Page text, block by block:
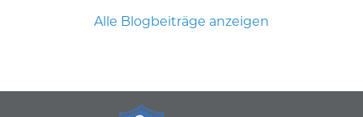
Alle Blogbeiträge anzeigen